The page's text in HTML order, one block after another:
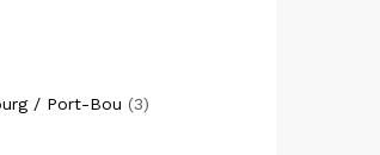
/ Port-Bou (3)